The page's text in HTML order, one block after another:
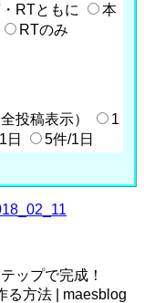
RTともに
本
RTのみ
投稿表示）
1
日 5件/1日
ップで完成！
る方法 | maesblog